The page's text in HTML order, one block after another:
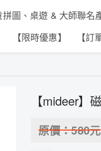
圖、桌遊 & 大師聯名
【限時優惠】 【訂
【mideer】
原價：580元